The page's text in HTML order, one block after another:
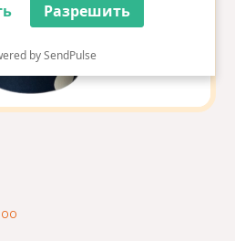
Разрешить
by SendPulse